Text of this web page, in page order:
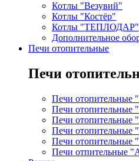
Котлы "Везувий"
Котлы "Костёр"
Котлы "ТЕПЛОДАР"
Дополнительное
Печи отопительные
Печи
Печи отопительные
Печи отопительные
Печи
Печи
Печи
Печи отпительные